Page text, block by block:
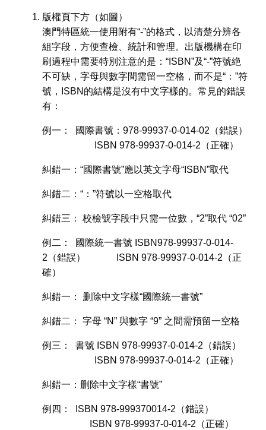
版權頁下方（如圖）
澳門特區統一使用附有“-”的格式，以清楚分辨各
組字段，方便查檢、統計和管理。出版機構在印
刷過程中需要特別注意的是：“ISBN”及“-”符號絶
不可缺，字母與數字間需留一空格，而不是“：”符
號，ISBN的結構是沒有中文字樣的。常見的錯誤
有：
例一： 國際書號：978-99937-0-014-02（錯誤）
ISBN 978-99937-0-014-2（正確）
糾錯一：“國際書號”應以英文字母“ISBN”取代
糾錯二：“：”符號以一空格取代
糾錯三： 校檢號字段中只需一位數，“2”取代 “02”
例二： 國際統一書號 ISBN978-99937-0-014-
2（錯誤） ISBN 978-99937-0-014-2（正
確）
糾錯一： 删除中文字樣“國際統一書號”
糾錯二： 字母 “N” 與數字 “9” 之間需預留一空格
例三： 書號 ISBN 978-99937-0-014-2（錯誤）
ISBN 978-99937-0-014-2（正確）
糾錯一：删除中文字樣“書號”
例四： ISBN 978-999370014-2（錯誤）
ISBN 978-99937-0-014-2（正確）